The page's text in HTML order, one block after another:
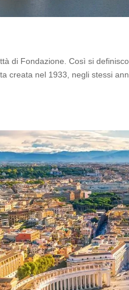
di Fondazione. Così si
creata nel 1933, negli stessi